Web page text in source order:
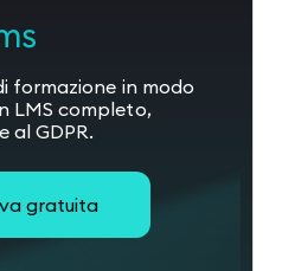
formazione in modo
LMS completo,
al GDPR.
gratuita